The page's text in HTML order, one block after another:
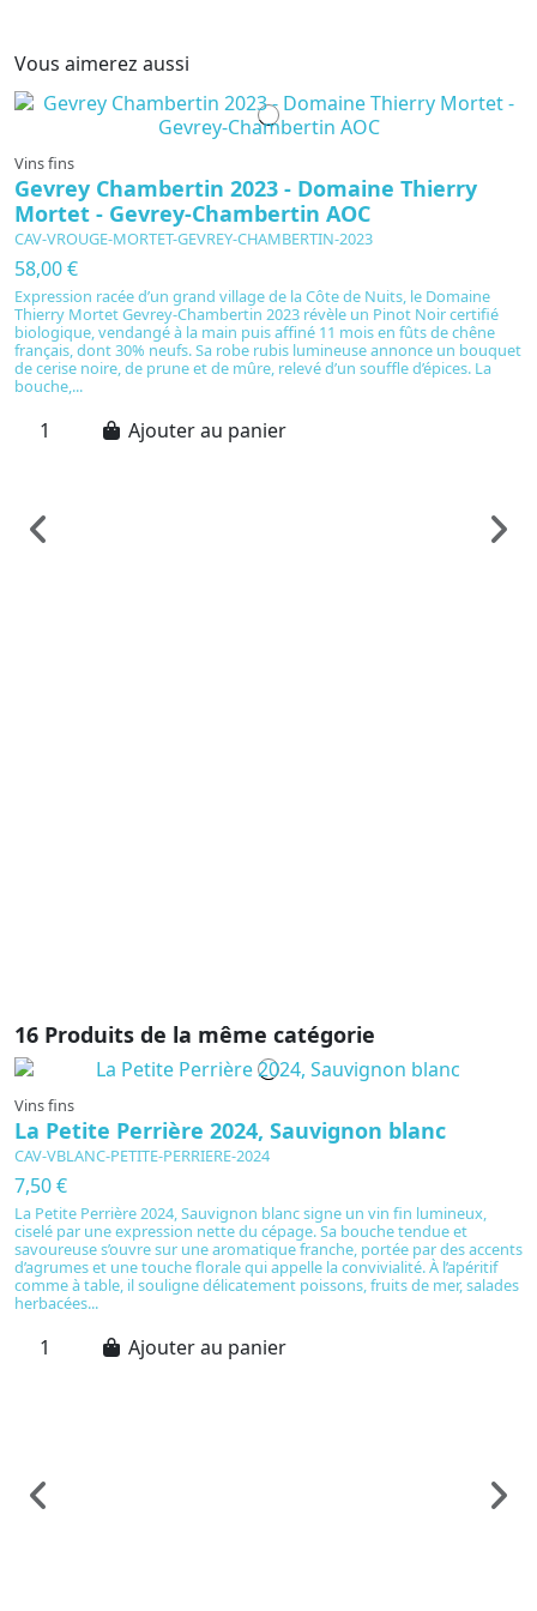
Vous aimerez aussi
Vins fins
Gevrey Chambertin 2023 - Domaine Thierry
Mortet - Gevrey-Chambertin AOC
CAV-VROUGE-MORTET-GEVREY-CHAMBERTIN-2023
58,00 €
Expression racée d’un grand village de la Côte de Nuits, le Domaine
Thierry Mortet Gevrey-Chambertin 2023 révèle un Pinot Noir certifié
biologique, vendangé à la main puis affiné 11 mois en fûts de chêne
français, dont 30% neufs. Sa robe rubis lumineuse annonce un bouquet
de cerise noire, de prune et de mûre, relevé d’un souffle d’épices. La
bouche,...
Ajouter au panier
16 Produits de la même catégorie
Vins fins
La Petite Perrière 2024, Sauvignon blanc
CAV-VBLANC-PETITE-PERRIERE-2024
7,50 €
La Petite Perrière 2024, Sauvignon blanc signe un vin fin lumineux,
ciselé par une expression nette du cépage. Sa bouche tendue et
savoureuse s’ouvre sur une aromatique franche, portée par des accents
d’agrumes et une touche florale qui appelle la convivialité. À l’apéritif
comme à table, il souligne délicatement poissons, fruits de mer, salades
herbacées...
Ajouter au panier